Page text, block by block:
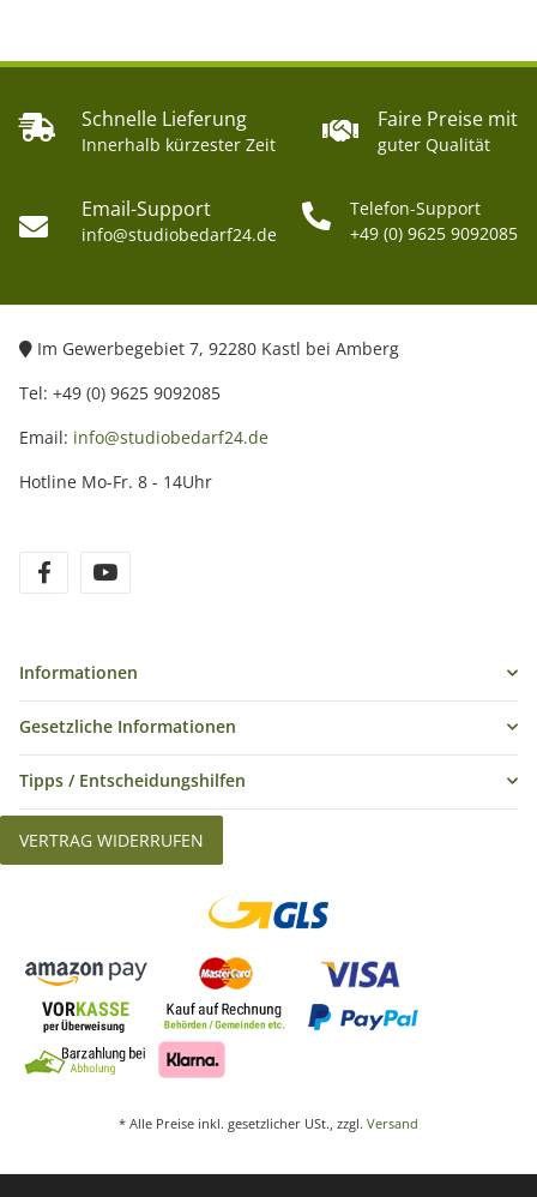
Schnelle Lieferung
Innerhalb kürzester Zeit
Faire Preise mit
guter Qualität
Email-Support
info@studiobedarf24.de
Telefon-Support
+49 (0) 9625 9092085
Im Gewerbegebiet 7, 92280 Kastl bei Amberg
Tel: +49 (0) 9625 9092085
Email: info@studiobedarf24.de
Hotline Mo-Fr. 8 - 14Uhr
Informationen
Gesetzliche Informationen
Tipps / Entscheidungshilfen
VERTRAG WIDERRUFEN
* Alle Preise inkl. gesetzlicher USt., zzgl. Versand